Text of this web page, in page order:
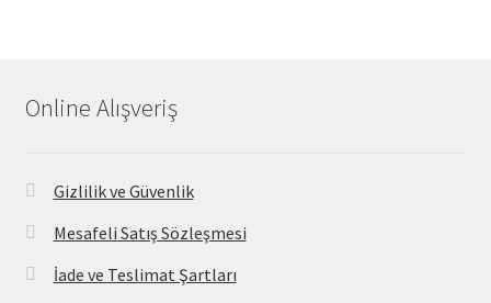
Online Alışveriş
Gizlilik ve Güvenlik
Mesafeli Satış Sözleşmesi
İade ve Teslimat Şartları